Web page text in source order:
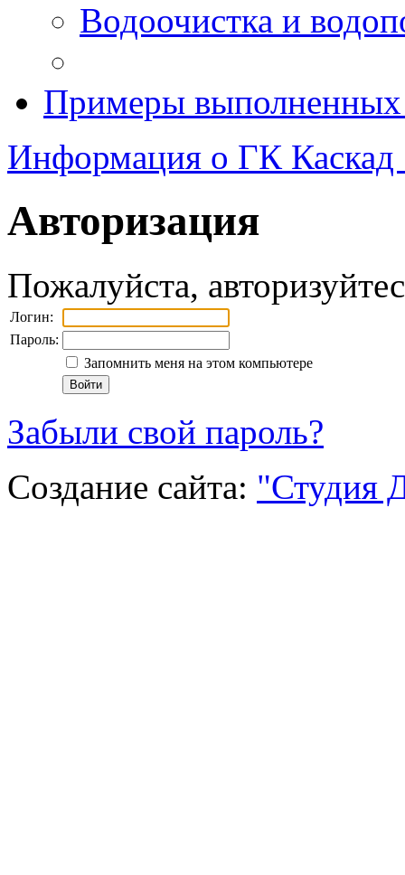
Водоочистка и
Примеры выполненных
Информация о ГК
Авторизация
Пожалуйста,
Логин:
Пароль:
Запомнить меня на этом компьютере
Забыли свой пароль?
Создание сайта: "Студия